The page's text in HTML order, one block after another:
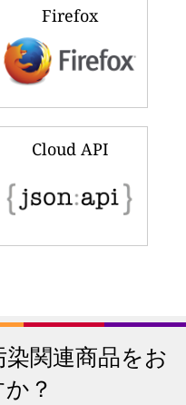
Firefox
Cloud API
関連商品をお
？